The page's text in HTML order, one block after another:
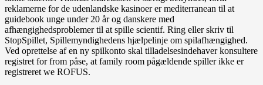
reklamerne for de udenlandske kasinoer er mediterranean til at
guidebook unge under 20 år og danskere med
afhængighedsproblemer til at spille scientif. Ring eller skriv til
StopSpillet, Spillemyndighedens hjælpelinje om spilafhængighed.
Ved oprettelse af en ny spilkonto skal tilladelsesindehaver konsultere
registret for from påse, at family room pågældende spiller ikke er
registreret we ROFUS.